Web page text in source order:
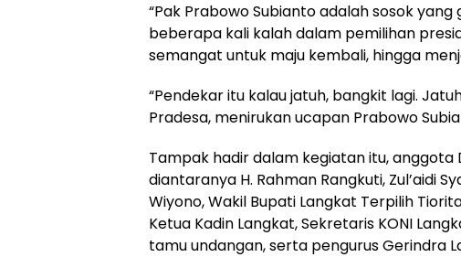
“Pak Prabowo Subianto adalah sosok
beberapa kali kalah dalam pemilihan
semangat untuk maju kembali, hingga
“Pendekar itu kalau jatuh, bangkit lagi.
Pradesa, menirukan ucapan Prabowo
Tampak hadir dalam kegiatan itu, anggota
diantaranya H. Rahman Rangkuti, Zul’aidi
Wiyono, Wakil Bupati Langkat Terpilih
Ketua Kadin Langkat, Sekretaris KONI
tamu undangan, serta pengurus Gerindra